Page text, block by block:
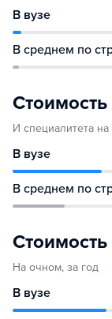
В вузе
В среднем по
Стоимость
И специалитета
В вузе
В среднем по
На очном, за год
В вузе